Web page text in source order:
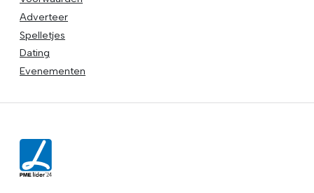
Adverteer
Spelletjes
Dating
Evenementen